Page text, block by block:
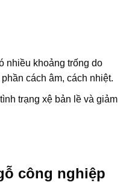
nhiều khoảng trống do
cách âm, cách nhiệt.
trạng xệ bản lề và giảm
công nghiệp